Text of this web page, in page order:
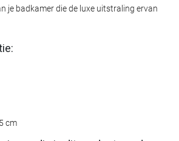
je badkamer die de luxe uitstraling ervan
cm